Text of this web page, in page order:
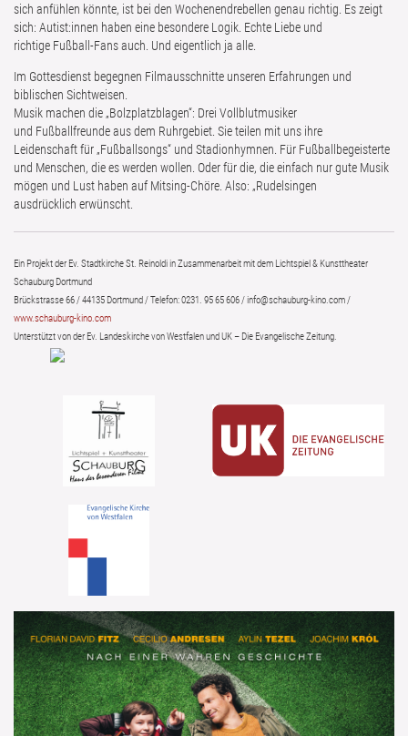
sich anfühlen könnte, ist bei den Wochenendrebellen genau richtig. Es zeigt
sich: Autist:innen haben eine besondere Logik. Echte Liebe und
richtige Fußball-Fans auch. Und eigentlich ja alle.
Im Gottesdienst begegnen Filmausschnitte unseren Erfahrungen und
biblischen Sichtweisen.
Musik machen die „Bolzplatzblagen“: Drei Vollblutmusiker
und Fußballfreunde aus dem Ruhrgebiet. Sie teilen mit uns ihre
Leidenschaft für „Fußballsongs“ und Stadionhymnen. Für Fußballbegeisterte
und Menschen, die es werden wollen. Oder für die, die einfach nur gute Musik
mögen und Lust haben auf Mitsing-Chöre. Also: „Rudelsingen
ausdrücklich erwünscht.
Ein Projekt der Ev. Stadtkirche St. Reinoldi in Zusammenarbeit mit dem Lichtspiel & Kunsttheater
Schauburg Dortmund
Brückstrasse 66 / 44135 Dortmund / Telefon: 0231. 95 65 606 / info@schauburg-kino.com /
www.schauburg-kino.com
Unterstützt von der Ev. Landeskirche von Westfalen und UK – Die Evangelische Zeitung.